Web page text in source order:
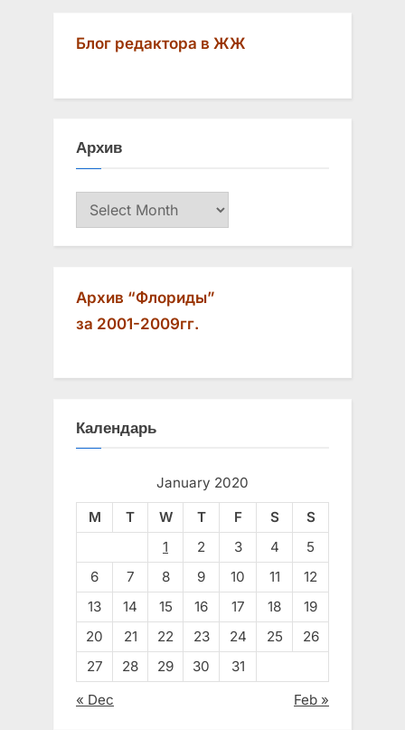
o
Блог редактора в ЖЖ
Архив
Архив
Архив “Флориды”
за 2001-2009гг.
Календарь
January 2020
M
T W T F S
S
1
2 3 4
5
6
7 8 9 10 11
12
13
14 15 16 17 18
19
20
21 22 23 24 25
26
27
28 29 30
31
« Dec
Feb »